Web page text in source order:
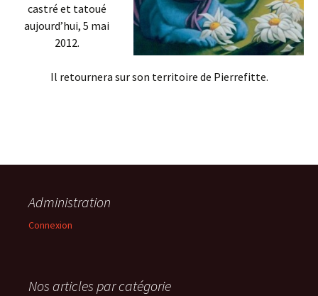
castré et tatoué
aujourd’hui, 5 mai
2012.
Il retournera sur son territoire de Pierrefitte.
Administration
Connexion
Nos articles par catégorie